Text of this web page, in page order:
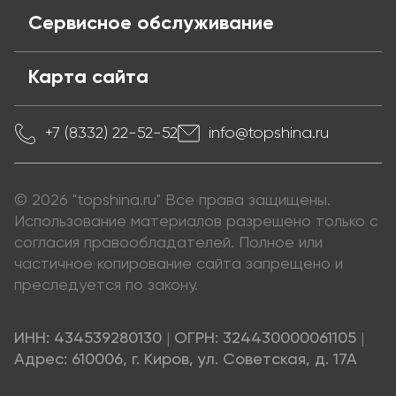
Сервисное обслуживание
Карта сайта
+7 (8332) 22-52-52 info@topshina.ru
© 2026 "topshina.ru" Все права защищены.
Использование материалов разрешено только с
согласия правообладателей. Полное или
частичное копирование сайта запрещено и
преследуется по закону.
ИНН: 434539280130 ОГРН: 324430000061105
Адрес: 610006, г. Киров, ул. Советская, д. 17А